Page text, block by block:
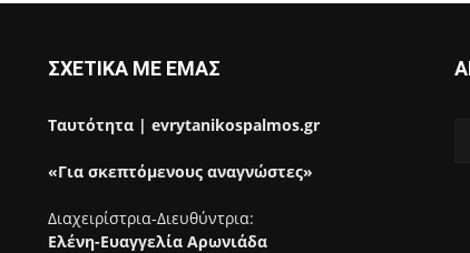
ΣΧΕΤΙΚΑ ΜΕ ΕΜΑΣ
Ταυτότητα | evrytanikospalmos.gr
«Για σκεπτόμενους αναγνώστες»
Διαχειρίστρια-Διευθύντρια:
Ελένη-Ευαγγελία Αρωνιάδα